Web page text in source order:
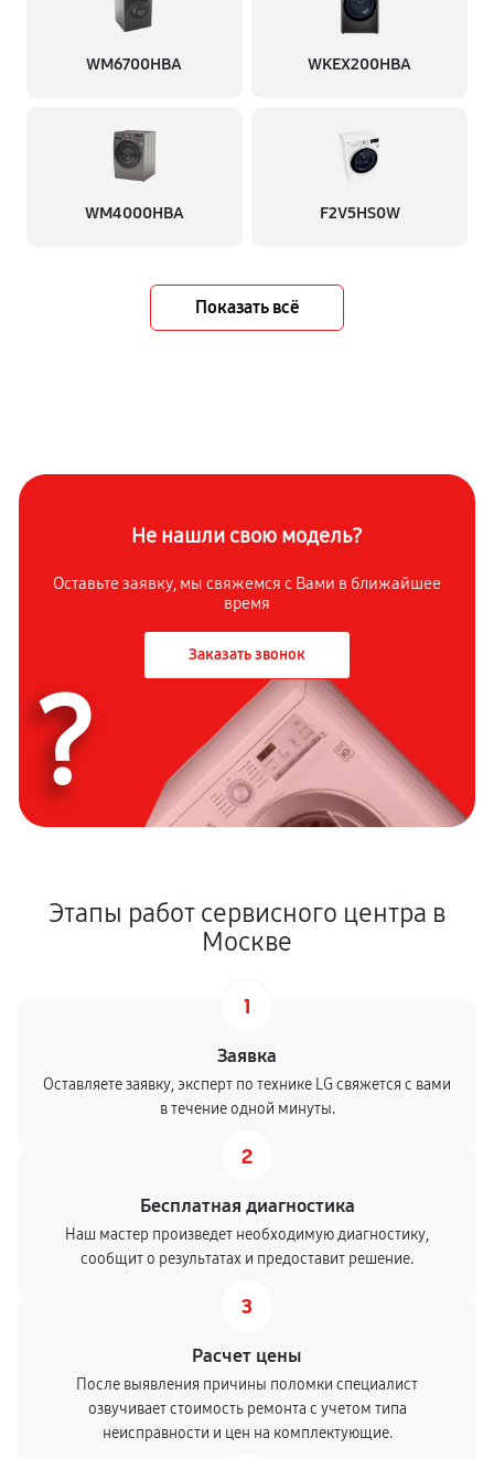
WM6700HBA WKEX200HBA
WM4000HBA F2V5HS0W
Показать всё
Не нашли свою модель?
Оставьте заявку, мы свяжемся с Вами в ближайшее
время
Заказать звонок
?
Этапы работ сервисного центра в
Москве
1
Заявка
Оставляете заявку, эксперт по технике LG свяжется с вами
в течение одной минуты.
2
Бесплатная диагностика
Наш мастер произведет необходимую диагностику,
сообщит о результатах и предоставит решение.
3
Расчет цены
После выявления причины поломки специалист
озвучивает стоимость ремонта с учетом типа
неисправности и цен на комплектующие.